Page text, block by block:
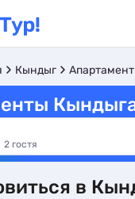
Кындыг
2 гостя
в